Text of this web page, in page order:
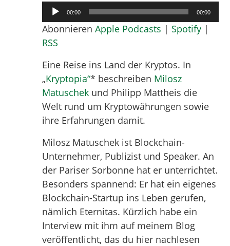
Audio-
Player
00:00 00:00
AbonnierenApple Podcasts | Spotify |
RSS
Eine Reise ins Land der Kryptos. In
„Kryptopia“* beschreiben Milosz
Matuschek und Philipp Mattheis die
Welt rund um Kryptowährungen sowie
ihre Erfahrungen damit.
Milosz Matuschek ist Blockchain-
Unternehmer, Publizist und Speaker. An
der Pariser Sorbonne hat er unterrichtet.
Besonders spannend: Er hat ein eigenes
Blockchain-Startup ins Leben gerufen,
nämlich Eternitas. Kürzlich habe ein
Interview mit ihm auf meinem Blog
veröffentlicht, das du hier nachlesen